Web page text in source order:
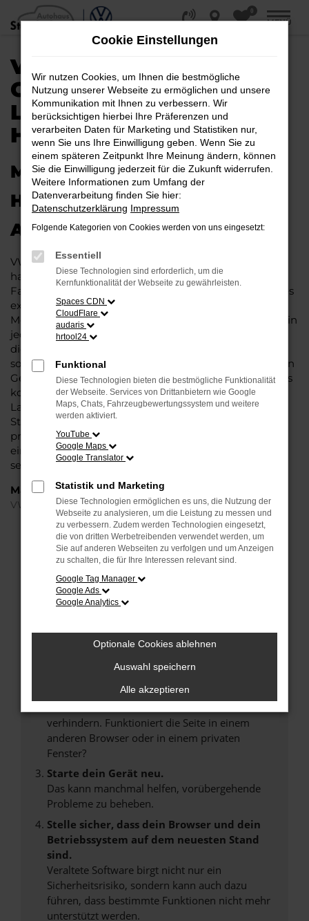
Zum
Hauptinhalt
0
MENÜ
VW ARTEON
GEBRAUCHTWAGEN |
LIEFERSERVICE NACH
HAMBURG
MIT RABATT DURCH
HAMBURG MIT DEM VW
ARTEON GEBRAUCHTWAGEN
VW Arteon Gebrauchtwagen liegen im Trend und das
hat einen vergleichsweise einfachen Grund. Ob für
Fahrten in und um Hamburg oder längere Strecken: es
existieren schlichtweg kaum Fahrzeuge, die diesem
Modell das Wasser reichen können. Die Qualität steht in
jeder Modellgeneration außer Frage. Hinzu kommen
die vielfältigen Möglichkeiten einer Individualisierung
sowie die zahlreichen Assistenzsysteme. Ein VW Arteon
Gebrauchtwagen für Hamburg ist ein Fahrzeug, wie es
kompletter nicht sein könnte und überzeugt durch
Langlebigkeit und einen sehr soliden Werterhalt. Bei
Steinböhmer kommt hinzu, dass Sie sich über einen
preislichen Nachlass freuen dürfen und beim Kauf auf
ein Unternehmen mit mehr als 80 Jahren Erfahrung
setzen.
Marken
VW
FEHLER: NETWORK ERROR
Hier sind ein paar Tipps, die dir helfen können:
Überprüfe deine Firewall und deine
Laden andere Webseiten, zum Beispiel deine
Prüfe deine Browsererweiterungen.
Manche Erweiterungen, wie Werbeblocker,
verhindern. Funktioniert die Seite in einem
anderen Browser oder in einem privaten
Fenster?
Starte dein Gerät neu.
Das kann manchmal helfen, vorübergehende
Probleme zu beheben.
Stelle sicher, dass dein Browser und dein
Betriebssystem auf dem neuesten Stand
sind.
Veraltete Software birgt nicht nur ein
Sicherheitsrisiko, sondern kann auch dazu
führen, dass bestimmte Funktionen nicht mehr
unterstützt werden.
Cookie Einstellungen
Wir nutzen Cookies, um Ihnen die bestmögliche
Nutzung unserer Webseite zu ermöglichen und unsere
Kommunikation mit Ihnen zu verbessern. Wir
berücksichtigen hierbei Ihre Präferenzen und
verarbeiten Daten für Marketing und Statistiken nur,
wenn Sie uns Ihre Einwilligung geben. Wenn Sie zu
einem späteren Zeitpunkt Ihre Meinung ändern, können
Sie die Einwilligung jederzeit für die Zukunft widerrufen.
Weitere Informationen zum Umfang der
Datenverarbeitung finden Sie hier:
Datenschutzerklärung Impressum
Folgende Kategorien von Cookies werden von uns eingesetzt:
Essentiell
Diese Technologien sind erforderlich, um die
Kernfunktionalität der Webseite zu gewährleisten.
Spaces CDN
CloudFlare
audaris
hrtool24
Funktional
Diese Technologien bieten die bestmögliche Funktionalität
der Webseite. Services von Drittanbietern wie Google
Maps, Chats, Fahrzeugbewertungssystem und weitere
werden aktiviert.
YouTube
Google Maps
Google Translator
Statistik und Marketing
Diese Technologien ermöglichen es uns, die Nutzung der
Webseite zu analysieren, um die Leistung zu messen und
zu verbessern. Zudem werden Technologien eingesetzt,
die von dritten Werbetreibenden verwendet werden, um
Sie auf anderen Webseiten zu verfolgen und um Anzeigen
zu schalten, die für Ihre Interessen relevant sind.
Google Tag Manager
Google Ads
Google Analytics
Optionale Cookies ablehnen
Auswahl speichern
Alle akzeptieren